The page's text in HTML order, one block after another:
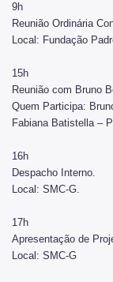
Rede Daora
Piá
Vocacional
Edital de
Notícias da
9h
Reunião Ordinária
Local: Fundação
15h
Reunião com Bruno
Quem Participa:
Fabiana Batistella –
16h
Despacho Interno.
Local: SMC-G.
17h
Apresentação de
Local: SMC-G